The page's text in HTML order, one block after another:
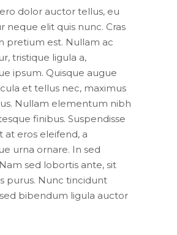
dolor auctor tellus, eu
neque elit quis nunc. Cras
pretium est. Nullam ac
tristique ligula a,
ipsum. Quisque augue
et tellus nec, maximus
Nullam elementum nibh
finibus. Suspendisse
at eros eleifend, a
urna ornare. In sed
sed lobortis ante, sit
purus. Nunc tincidunt
sed bibendum ligula auctor